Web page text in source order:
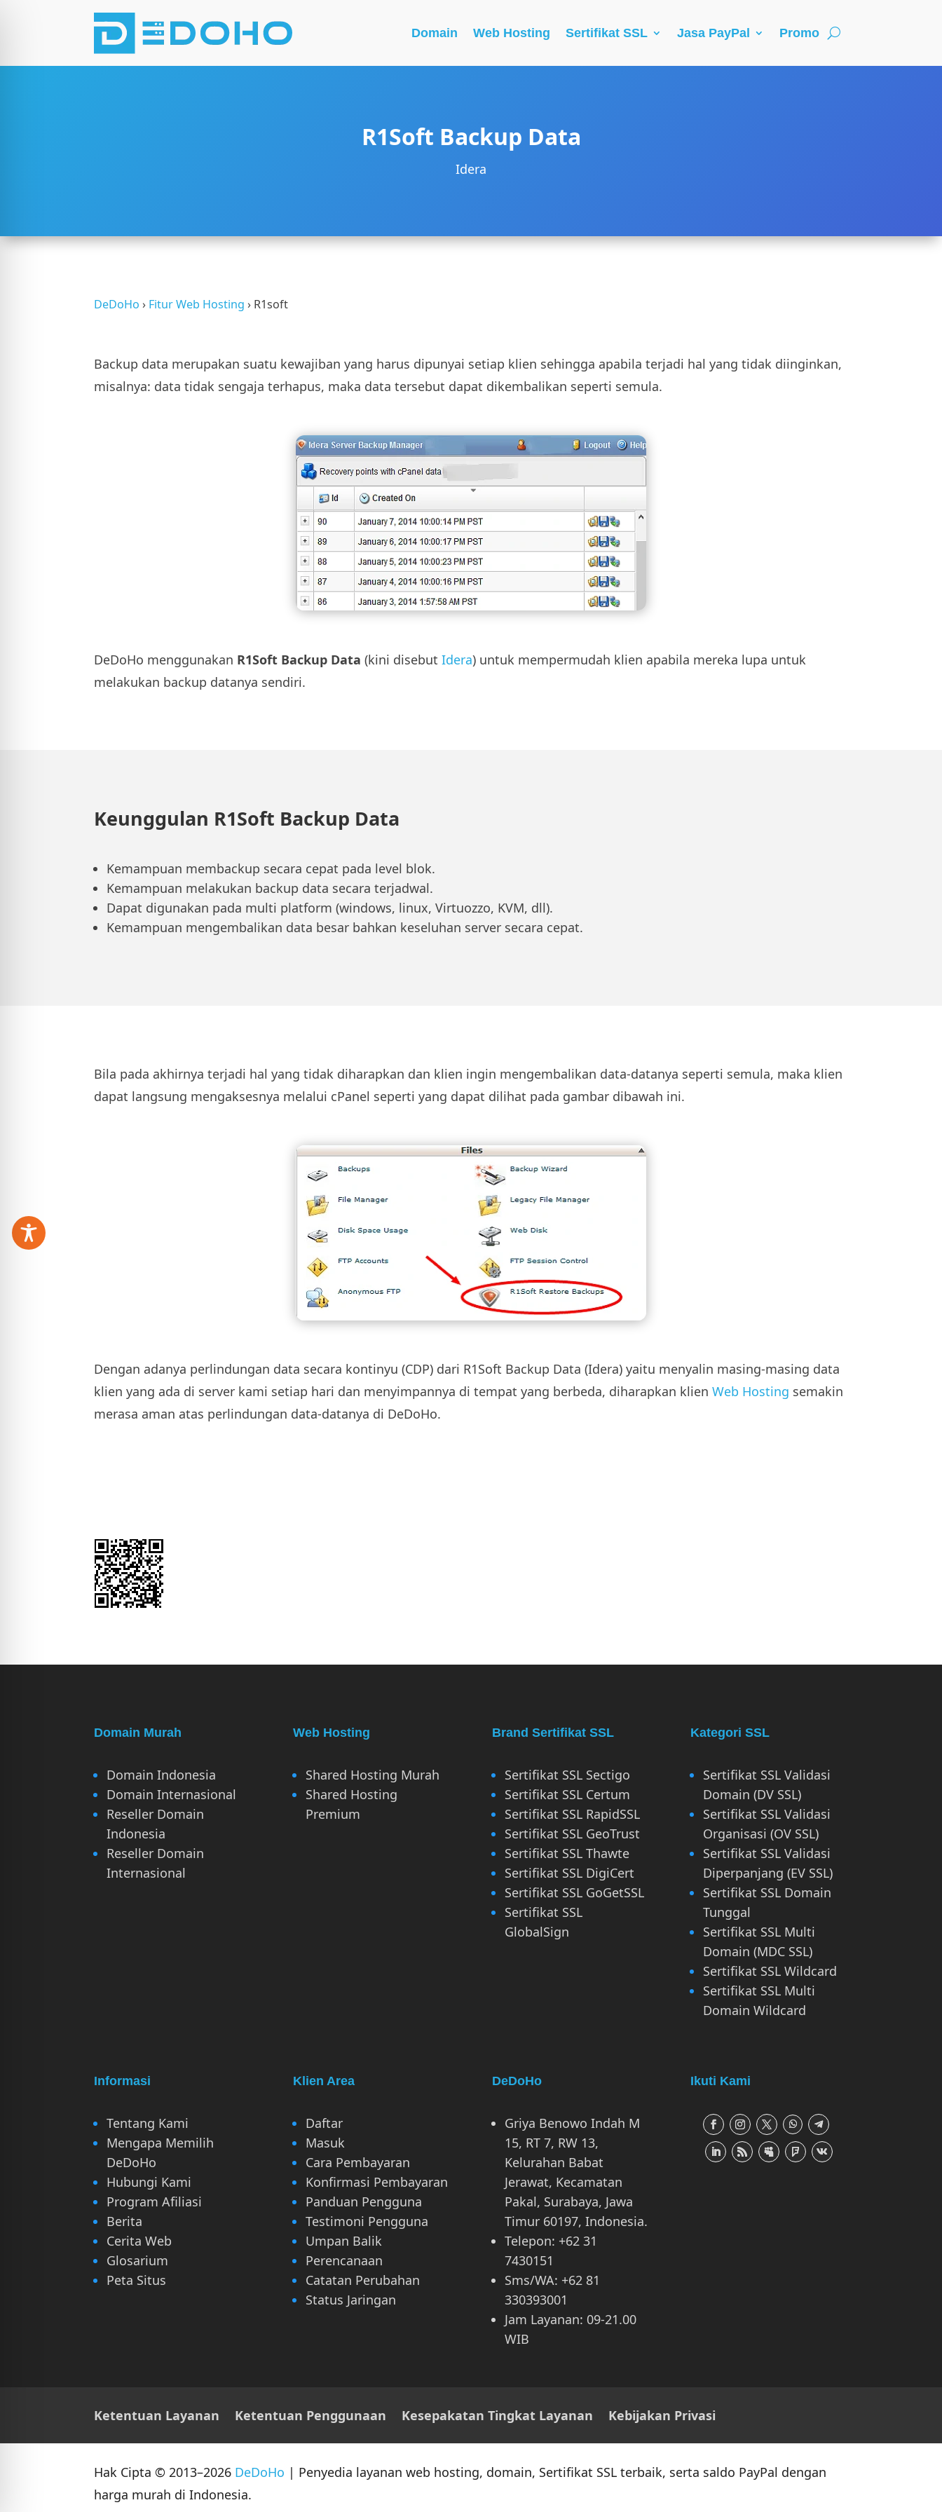
Domain Web Hosting Sertifikat SSL Jasa PayPal Promo
R1Soft Backup Data
Idera
DeDoHo › Fitur Web Hosting › R1soft
Backup data merupakan suatu kewajiban yang harus dipunyai setiap klien sehingga apabila terjadi hal yang tidak diinginkan,
misalnya: data tidak sengaja terhapus, maka data tersebut dapat dikembalikan seperti semula.
DeDoHo menggunakan R1Soft Backup Data (kini disebutIdera) untuk mempermudah klien apabila mereka lupa untuk
melakukan backup datanya sendiri.
Keunggulan R1Soft Backup Data
Kemampuan membackup secara cepat pada level blok.
Kemampuan melakukan backup data secara terjadwal.
Dapat digunakan pada multi platform (windows, linux, Virtuozzo, KVM, dll).
Kemampuan mengembalikan data besar bahkan keseluhan server secara cepat.
Bila pada akhirnya terjadi hal yang tidak diharapkan dan klien ingin mengembalikan data-datanya seperti semula, maka klien
dapat langsung mengaksesnya melalui cPanel seperti yang dapat dilihat pada gambar dibawah ini.
Dengan adanya perlindungan data secara kontinyu (CDP) dari R1Soft Backup Data (Idera) yaitu menyalin masing-masing data
klien yang ada di server kami setiap hari dan menyimpannya di tempat yang berbeda, diharapkan klienWeb Hosting semakin
merasa aman atas perlindungan data-datanya di DeDoHo.
Domain Murah
Domain Indonesia
Domain Internasional
Reseller Domain
Indonesia
Reseller Domain
Internasional
Web Hosting
Shared Hosting Murah
Shared Hosting
Premium
Brand Sertifikat SSL
Sertifikat SSL Sectigo
Sertifikat SSL Certum
Sertifikat SSL RapidSSL
Sertifikat SSL GeoTrust
Sertifikat SSL Thawte
Sertifikat SSL DigiCert
Sertifikat SSL GoGetSSL
Sertifikat SSL
GlobalSign
Kategori SSL
Sertifikat SSL Validasi
Domain (DV SSL)
Sertifikat SSL Validasi
Organisasi (OV SSL)
Sertifikat SSL Validasi
Diperpanjang (EV SSL)
Sertifikat SSL Domain
Tunggal
Sertifikat SSL Multi
Domain (MDC SSL)
Sertifikat SSL Wildcard
Sertifikat SSL Multi
Domain Wildcard
Informasi
Tentang Kami
Mengapa Memilih
DeDoHo
Hubungi Kami
Program Afiliasi
Berita
Cerita Web
Glosarium
Peta Situs
Klien Area
Daftar
Masuk
Cara Pembayaran
Konfirmasi Pembayaran
Panduan Pengguna
Testimoni Pengguna
Umpan Balik
Perencanaan
Catatan Perubahan
Status Jaringan
DeDoHo
Griya Benowo Indah M
15, RT 7, RW 13,
Kelurahan Babat
Jerawat, Kecamatan
Pakal, Surabaya, Jawa
Timur 60197, Indonesia.
Telepon: +62 31
7430151
Sms/WA: +62 81
330393001
Jam Layanan: 09-21.00
WIB
Ikuti Kami
Ketentuan Layanan Ketentuan Penggunaan Kesepakatan Tingkat Layanan Kebijakan Privasi
Hak Cipta © 2013–2026 DeDoHo | Penyedia layanan web hosting, domain, Sertifikat SSL terbaik, serta saldo PayPal dengan
harga murah di Indonesia.